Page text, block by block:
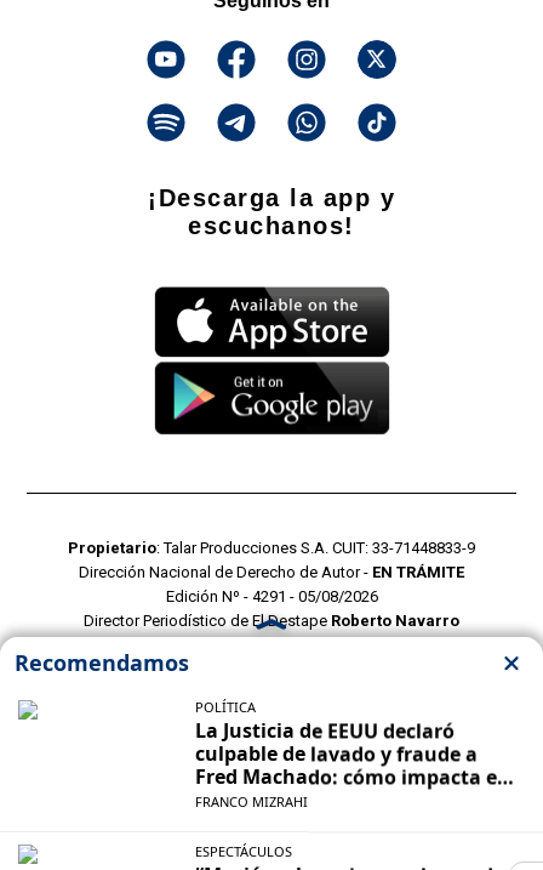
¡Descarga la app y
escuchanos!
Propietario: Talar Producciones S.A. CUIT: 33-71448833-9
Dirección Nacional de Derecho de Autor - EN TRÁMITE
Edición Nº - 4291 - 05/08/2026
Director Periodístico de El Destape Roberto Navarro
POLITICAS DE PRIVACIDAD
CONTACTO COMERCIAL
CONTACTO EDITORIAL
Mustang Cloud- CMS para portales de noticias